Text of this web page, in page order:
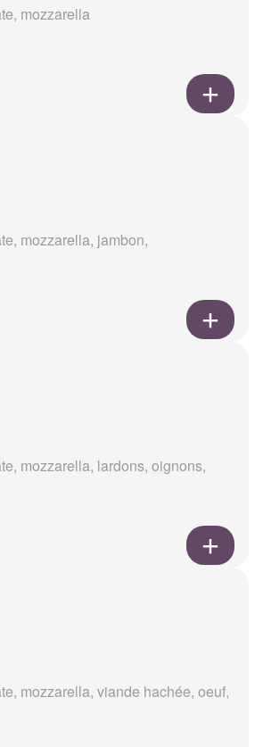
mozzarella
mozzarella, jambon,
mozzarella, lardons, oignons,
mozzarella, viande hachée, oeuf,